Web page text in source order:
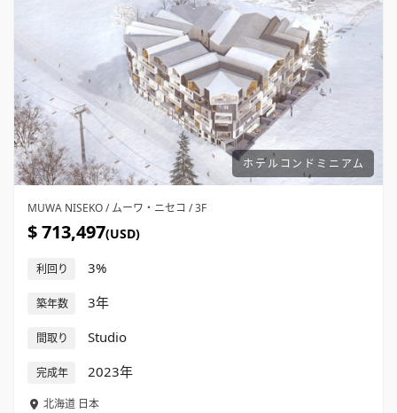
ホテルコンドミニアム
MUWA NISEKO / ムーワ・ニセコ / 3F
$ 713,497(USD)
利回り 3%
築年数 3年
間取り Studio
完成年 2023年
北海道 日本